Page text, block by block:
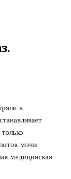
в
мочи
медицинская